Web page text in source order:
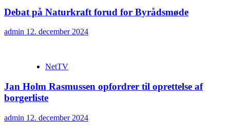
Debat på Naturkraft forud for Byrådsmøde
admin 12. december 2024
NetTV
Jan Holm Rasmussen opfordrer til oprettelse af
borgerliste
admin 12. december 2024